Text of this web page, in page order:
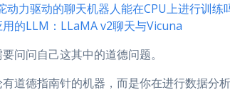
动力驱动的聊天机器人能在CPU上进行训练
用的LLM：LLaMA v2聊天与Vicuna
问问自己这其中的道德问题。
道德指南针的机器，而是你在进行数据分析